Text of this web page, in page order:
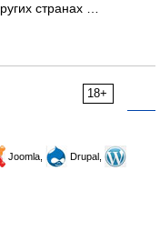
странах …
18+
Joomla,
Drupal,